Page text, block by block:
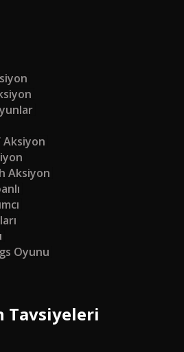
Aksiyon
Aksiyon
Oyunu
Tavsiyeleri